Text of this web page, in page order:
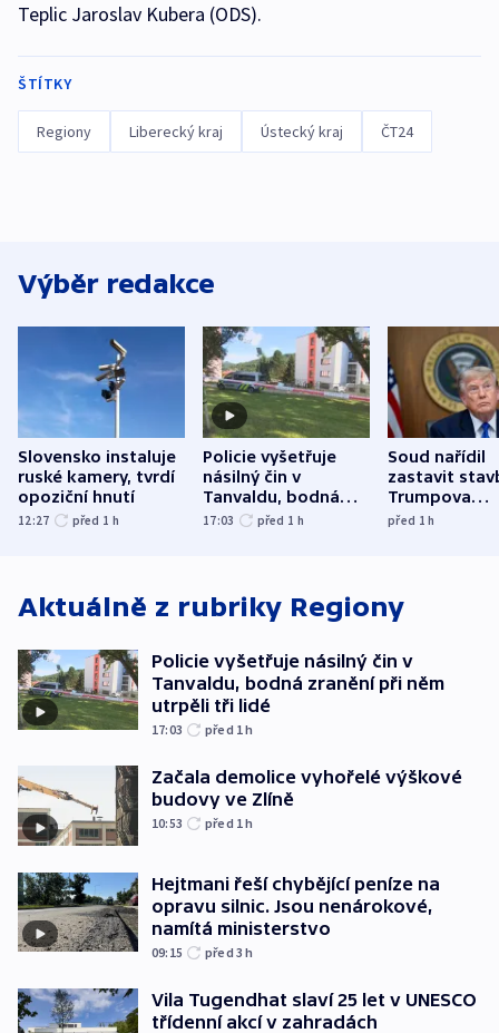
Teplic Jaroslav Kubera (ODS).
ŠTÍTKY
Regiony Liberecký kraj Ústecký kraj ČT24
Výběr redakce
Slovensko instaluje
ruské kamery, tvrdí
opoziční hnutí
12:27 před 1 h
Policie vyšetřuje
násilný čin v
Tanvaldu, bodná
zranění při něm
17:03 před 1 h
Soud nařídil
zastavit
Trumpova
tanečního
před 1h
Aktuálně z rubriky Regiony
Policie vyšetřuje násilný čin v
Tanvaldu, bodná zranění při něm
utrpěli tři lidé
17:03 před 1h
Začala demolice vyhořelé výškové
budovy ve Zlíně
10:53 před 1h
Hejtmani řeší chybějící peníze na
opravu silnic. Jsou nenárokové,
namítá ministerstvo
09:15 před 3h
Vila Tugendhat slaví 25 let v UNESCO
třídenní akcí v zahradách